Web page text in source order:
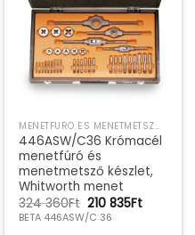
MENETFÚRÓ ÉS MENETMETSZŐ SZERSZÁMKÉSZLET
446ASW/C36 Krómacél
menetfúró és
menetmetsző készlet,
Whitworth menet
324 360Ft Original
price
was:
210 835FtCurrent
BETA 446ASW/C 36